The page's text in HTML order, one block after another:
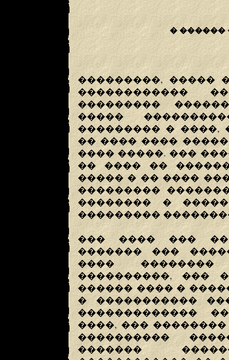
� ������
���������, �����
������������
���������
�����
��������� � ����,
�� ���� ����
���� �����. ���
�� ���� ��
����� � �� ����
���������
�������� �
���������
��� ���� ���
������� ���
����
����������, ���
������ ���� �
� �����������
�������������
����, ���
����������
�������